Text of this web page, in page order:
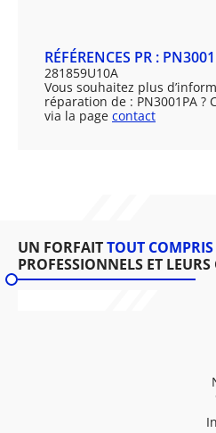
RÉFÉRENCES PR :
281859U10A
Vous souhaitez plus
réparation de : PN3001PA ?
via la page contact
UN FORFAITTOUT COMPRIS
PROFESSIONNELS ET LEURS